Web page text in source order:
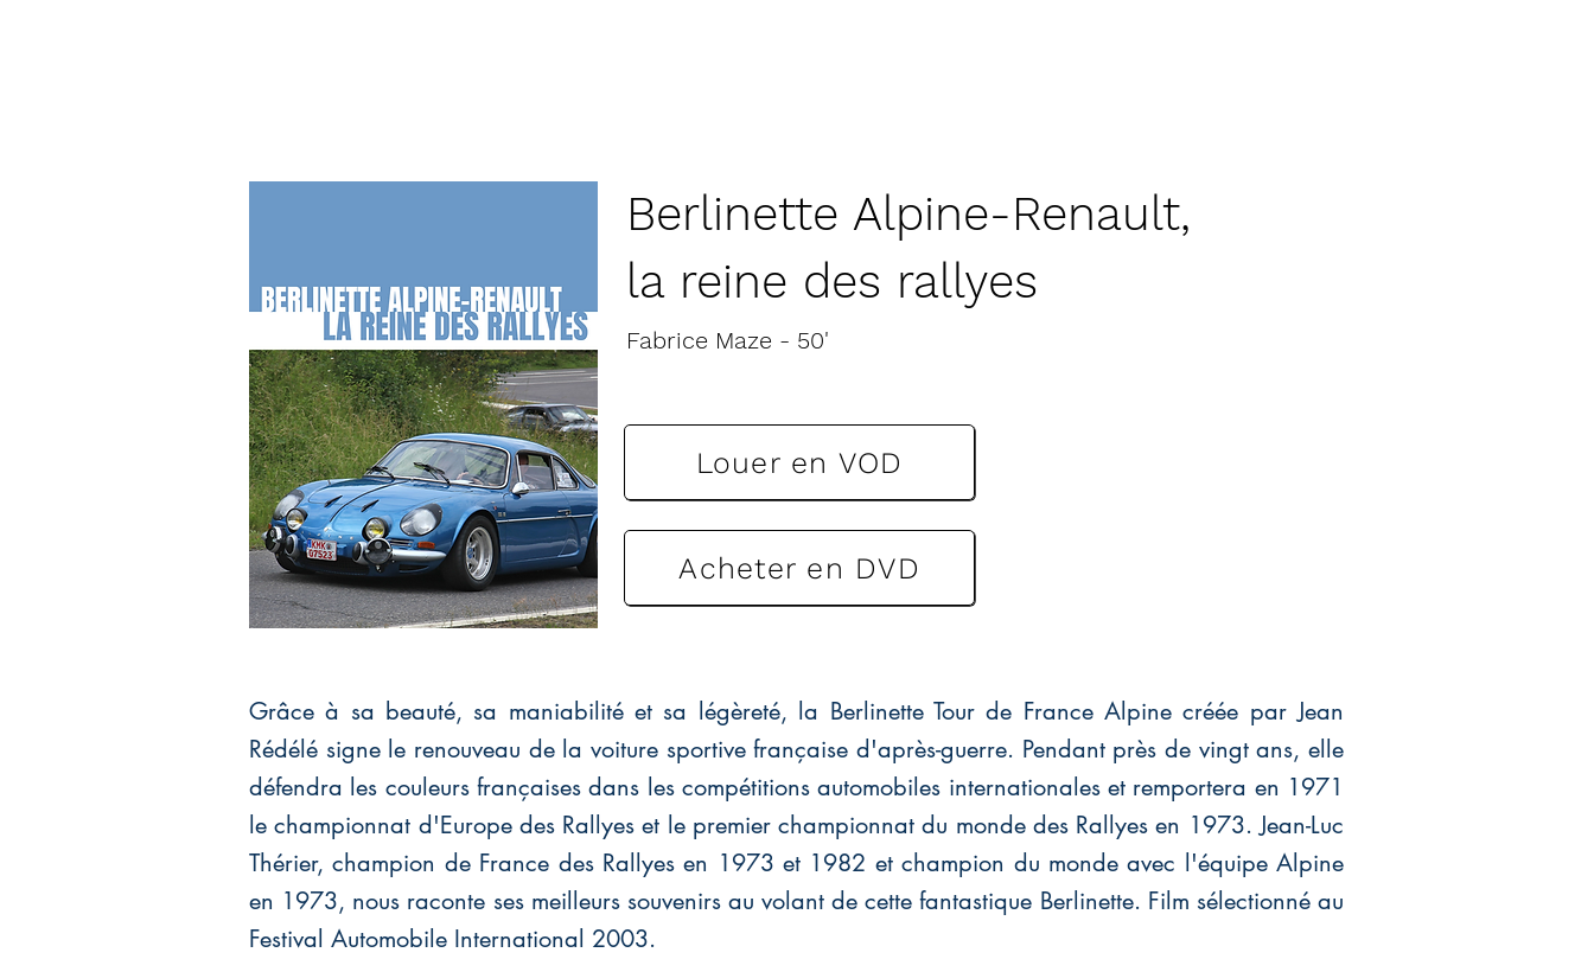
Berlinette Alpine-Renault,
la reine des rallyes
Fabrice Maze - 50'
Louer en VOD
Acheter en DVD
Grâce à sa beauté, sa maniabilité et sa légèreté, la Berlinette Tour de France Alpine créée par Jean
Rédélé signe le renouveau de la voiture sportive française d'après-guerre. Pendant près de vingt ans, elle
défendra les couleurs françaises dans les compétitions automobiles internationales et remportera en 1971
le championnat d'Europe des Rallyes et le premier championnat du monde des Rallyes en 1973. Jean-Luc
Thérier, champion de France des Rallyes en 1973 et 1982 et champion du monde avec l'équipe Alpine
en 1973, nous raconte ses meilleurs souvenirs au volant de cette fantastique Berlinette. Film sélectionné au
Festival Automobile International 2003.